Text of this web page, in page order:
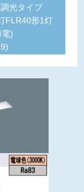
調光タイプ
FLR40形1灯
)